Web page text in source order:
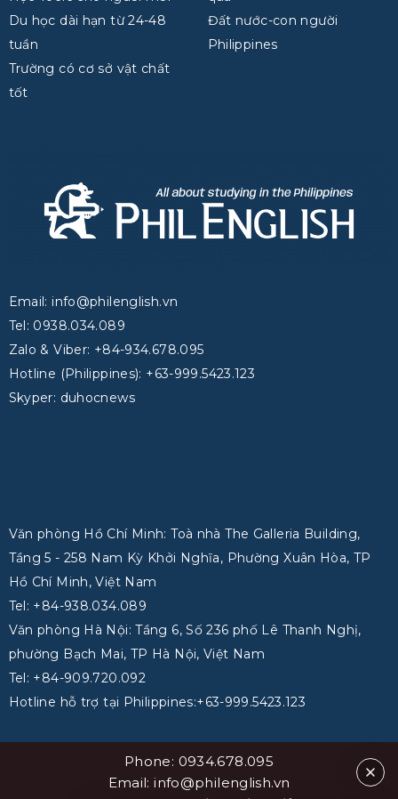
Du học dài hạn từ 24-48
tuần
Trường có cơ sở vật chất
tốt
Đất nước-con người
Philippines
Email: info@philenglish.vn
Tel: 0938.034.089
Zalo & Viber: +84-934.678.095
Hotline (Philippines): +63-999.5423.123
Skyper: duhocnews
Văn phòng Hồ Chí Minh: Toà nhà The Galleria Building,
Tầng 5 - 258 Nam Kỳ Khởi Nghĩa, Phường Xuân Hòa, TP
Hồ Chí Minh, Việt Nam
Tel: +84-938.034.089
Văn phòng Hà Nội: Tầng 6, Số 236 phố Lê Thanh Nghị,
phường Bạch Mai, TP Hà Nội, Việt Nam
Tel: +84-909.720.092
Hotline hỗ trợ tại Philippines:+63-999.5423.123
Phone: 0934.678.095
Email: info@philenglish.vn